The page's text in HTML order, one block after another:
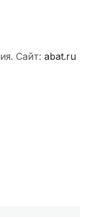
Сайт: abat.ru